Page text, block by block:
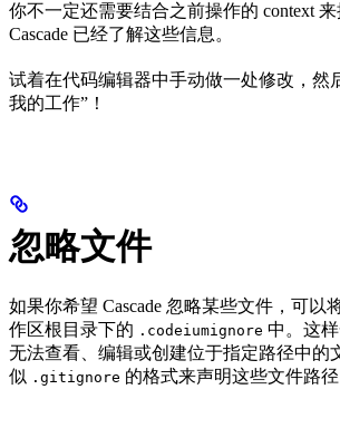
你不一定还需要结合之前操作的 context
Cascade 已经了解这些信息。
试着在代码编辑器中手动做一处修改，然
我的工作”！
忽略文件
如果你希望 Cascade 忽略某些文件，可以
作区根目录下的 .codeiumignore 中。这样
无法查看、编辑或创建位于指定路径中的
似 .gitignore 的格式来声明这些文件路径